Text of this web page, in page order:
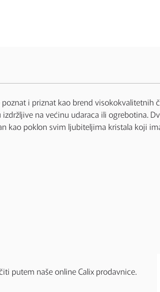
i priznat kao brend visokokvalitetnih
na većinu udaraca ili ogrebotina.
kao poklon svim ljubiteljima kristala koji
putem naše online Calix prodavnice.